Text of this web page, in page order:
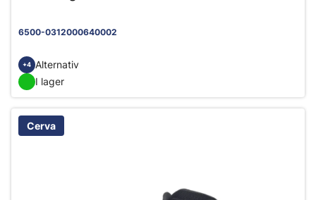
6500-0312000640002
+4
Alternativ
I lager
Cerva